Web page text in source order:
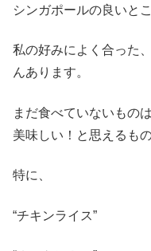
シンガポールの良いとこ
私の好みによく合った
んあります。
まだ食べていないもの
美味しい！と思えるも
特に、
“チキンライス”